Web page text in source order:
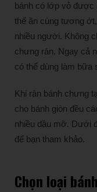
bánh có lớp vỏ được
thể ăn cùng tương
nhiều người. Không
chưng rán. Ngay cả
có thể dùng làm bữa
Khi rán bánh chưng
cho bánh giòn đều
nhiều dầu mỡ. Dưới
để bạn tham khảo.
Chọn loại